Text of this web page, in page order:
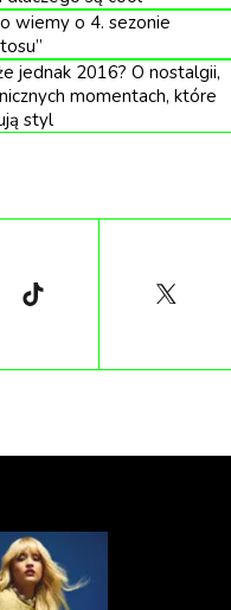
tu rozbrojone.
jako narzędzie
niemal
kryje się ich
wiemy o 4. sezonie
jednak 2016? O nostalgii,
momentach, które
styl